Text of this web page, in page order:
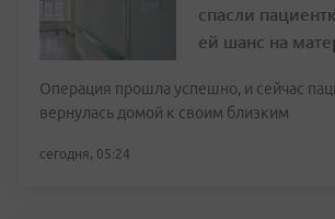
спасли
ей шанс на
Операция прошла успешно, и сейчас
вернулась домой к своим близким
сегодня, 05:24